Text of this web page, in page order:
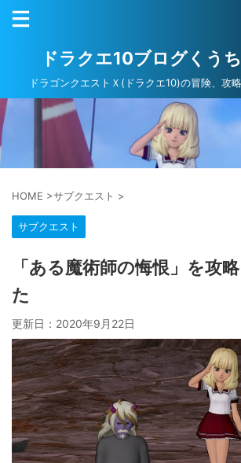
ドラクエ10ブログくう
ドラゴンクエストＸ(ドラクエ10)の冒険、攻
HOME >サブクエスト >
サブクエスト
「ある魔術師の悔恨」を攻
た
更新日： 2020年9月22日